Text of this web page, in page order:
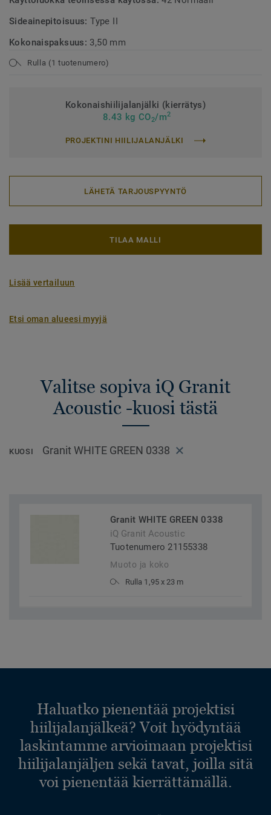
Sideainepitoisuus:Type II
Kokonaispaksuus: 3,50 mm
Rulla (1 tuotenumero)
Kokonaishiilijalanjälki (kierrätys)
8.43 kg CO2/m2
PROJEKTINI HIILIJALANJÄLKI
LÄHETÄ TARJOUSPYYNTÖ
TILAA MALLI
Lisää vertailuun
Etsi oman alueesi myyjä
Valitse sopiva iQ Granit
Acoustic -kuosi tästä
KUOSI Granit WHITE GREEN 0338
Granit WHITE GREEN 0338
iQ Granit Acoustic
Tuotenumero 21155338
Muoto ja koko
Rulla 1,95 x 23 m
Haluatko pienentää projektisi
hiilijalanjälkeä? Voit hyödyntää
laskintamme arvioimaan projektisi
hiilijalanjäljen sekä tavat, joilla sitä
voi pienentää kierrättämällä.